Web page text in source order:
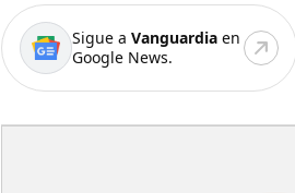
Sigue a Vanguardiaen
Google News.